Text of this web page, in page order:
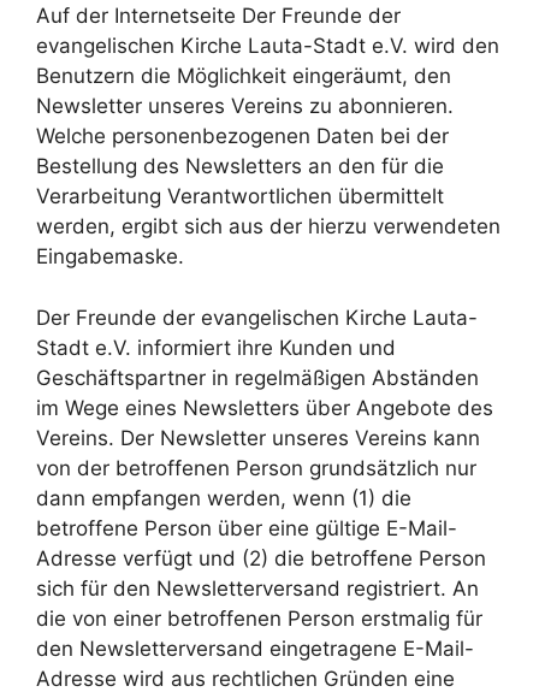
Auf der Internetseite Der Freunde der
evangelischen Kirche Lauta-Stadt e.V. wird den
Benutzern die Möglichkeit eingeräumt, den
Newsletter unseres Vereins zu abonnieren.
Welche personenbezogenen Daten bei der
Bestellung des Newsletters an den für die
Verarbeitung Verantwortlichen übermittelt
werden, ergibt sich aus der hierzu verwendeten
Eingabemaske.
Der Freunde der evangelischen Kirche Lauta-
Stadt e.V. informiert ihre Kunden und
Geschäftspartner in regelmäßigen Abständen
im Wege eines Newsletters über Angebote des
Vereins. Der Newsletter unseres Vereins kann
von der betroffenen Person grundsätzlich nur
dann empfangen werden, wenn (1) die
betroffene Person über eine gültige E-Mail-
Adresse verfügt und (2) die betroffene Person
sich für den Newsletterversand registriert. An
die von einer betroffenen Person erstmalig für
den Newsletterversand eingetragene E-Mail-
Adresse wird aus rechtlichen Gründen eine